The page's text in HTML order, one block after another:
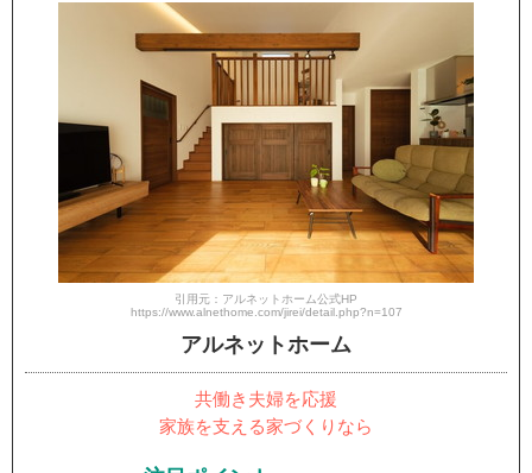
引用元：アルネットホーム公式HP
https://www.alnethome.com/jirei/detail.php?n=107
アルネットホーム
共働き夫婦を応援
家族を支える家づくりなら